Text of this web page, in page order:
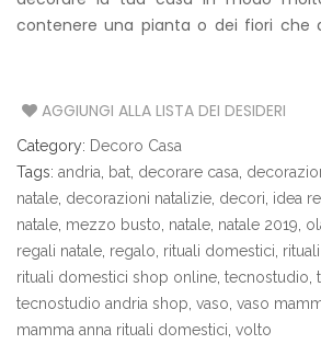
contenere una pianta o dei fiori che
AGGIUNGI ALLA LISTA DEI DESIDERI
Category: Decoro Casa
Tags: andria bat decorare casa
natale decorazioni natalizie decori idea
natale mezzo busto natale natale 2019
regali natale regalo rituali domestici
rituali domestici shop online tecnostudio
tecnostudio andria shop vaso vaso
mamma anna rituali domestici volto